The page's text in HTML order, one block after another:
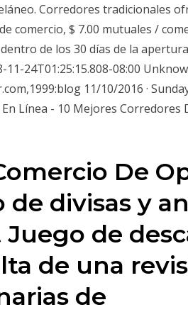
Corredores tradicionales
comercio, $ 7.00 mutuales /
de los 30 días de la
11-24T01:25:15.808-08:00
11/10/2016 ·
Línea - 10 Mejores Corredores
De
divisas y
de
de una
de